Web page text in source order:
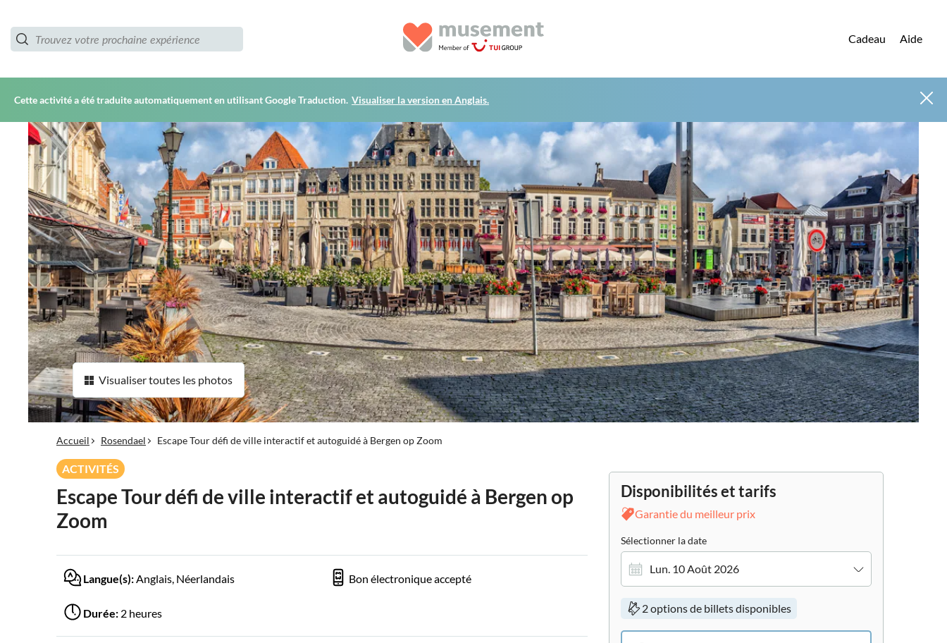
Cadeau Aide
Cette activité a été traduite automatiquement en utilisant Google Traduction. Visualiser la version en Anglais.
Visualiser toutes les photos
Accueil Rosendael Escape Tour défi de ville interactif et autoguidé à Bergen op Zoom
ACTIVITÉS
Escape Tour défi de ville interactif et autoguidé à Bergen op
Zoom
Langue(s):Anglais, Néerlandais Bon électronique accepté
Durée: 2 heures
Disponibilités et tarifs
Garantie du meilleur prix
Sélectionner la date
Lun. 10 Août 2026
2 options de billets disponibles